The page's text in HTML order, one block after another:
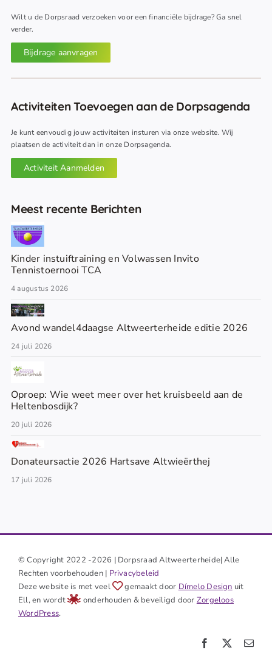
Wilt u de Dorpsraad verzoeken voor een financiële bijdrage? Ga snel
verder.
Bijdrage aanvragen
Activiteiten Toevoegen aan de Dorpsagenda
Je kunt eenvoudig jouw activiteiten insturen via onze website. Wij
plaatsen de activiteit dan in onze Dorpsagenda.
Activiteit Aanmelden
Meest recente Berichten
Kinder instuiftraining en Volwassen Invito
Tennistoernooi TCA
4 augustus 2026
Avond wandel4daagse Altweerterheide editie 2026
24 juli 2026
Oproep: Wie weet meer over het kruisbeeld aan de
Heltenbosdijk?
20 juli 2026
Donateursactie 2026 Hartsave Altwieërthej
17 juli 2026
© Copyright 2022 -2026 | Dorpsraad Altweerterheide| Alle
Rechten voorbehouden | Privacybeleid
Deze website is met veel
gemaakt door Dímelo Design uit
Ell, en wordt
onderhouden & beveiligd door Zorgeloos
WordPress.